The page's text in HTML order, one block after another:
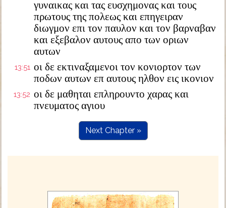
γυναικας και τας ευσχημονας και τους
πρωτους της πολεως και επηγειραν
διωγμον επι τον παυλον και τον βαρναβαν
και εξεβαλον αυτους απο των οριων
αυτων
13:51 οι δε εκτιναξαμενοι τον κονιορτον των
ποδων αυτων επ αυτους ηλθον εις ικονιον
13:52 οι δε μαθηται επληρουντο χαρας και
πνευματος αγιου
Next Chapter »